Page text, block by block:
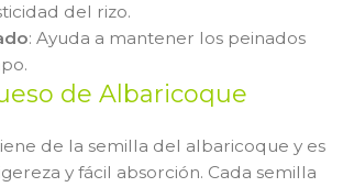
del rizo.
: Ayuda a mantener los peinados
de Albaricoque
de la semilla del albaricoque y es
y fácil absorción. Cada semilla